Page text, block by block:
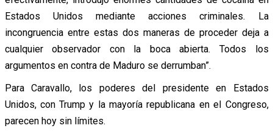
Estados Unidos mediante acciones criminales. La
incongruencia entre estas dos maneras de proceder deja a
cualquier observador con la boca abierta. Todos los
argumentos en contra de Maduro se derrumban”.
Para Caravallo, los poderes del presidente en Estados
Unidos, con Trump y la mayoría republicana en el Congreso,
parecen hoy sin límites.